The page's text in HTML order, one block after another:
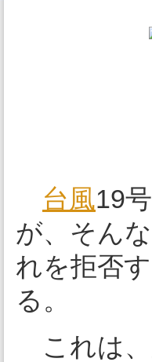
台風19
が、そん
れを拒否
る。
これは、